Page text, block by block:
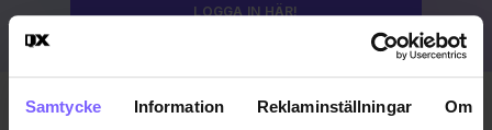
Samtycke Information Reklaminställningar Om
LOGGA IN HÄR!